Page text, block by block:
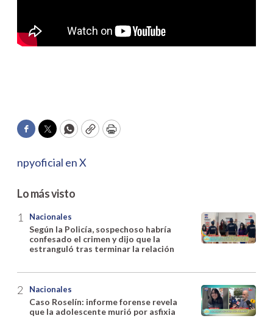
Facebook
TwitterWhatsApp
CopyPrint
npyoficial en X
Lo más visto
Nacionales
Según la Policía, sospechoso habría
confesado el crimen y dijo que la
estranguló tras terminar la relación
Nacionales
Caso Roselín: informe forense revela
que la adolescente murió por asfixia